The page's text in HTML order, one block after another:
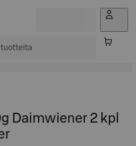
Daimwiener 2 kpl